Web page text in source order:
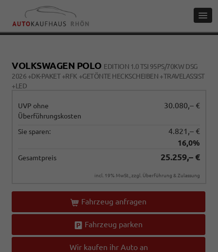
VOLKSWAGEN POLO EDITION 1.0 TSI 95PS/70KW DSG
2026 +DK-PAKET +RFK +GETÖNTE HECKSCHEIBEN +TRAVELASSIST
+LED
UVP ohne
Überführungskosten
30.080,– €
Sie sparen:
4.821,– €
16,0%
Gesamtpreis 25.259,– €
incl. 19% MwSt., zzgl. Überführung & Zulassung
Fahrzeug anfragen
Fahrzeug parken
Wir kaufen ihr Auto an